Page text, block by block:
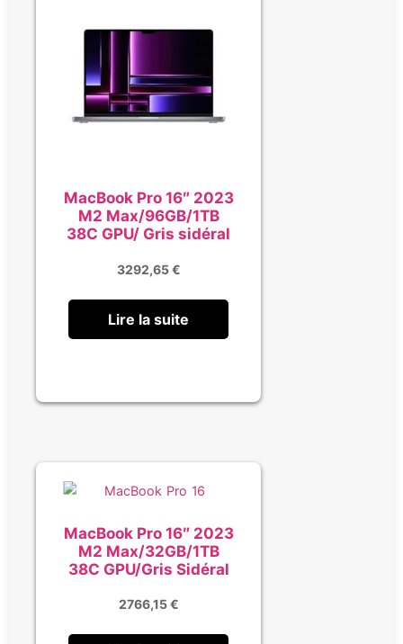
MacBook Pro 16″ 2023
M2 Max/96GB/1TB
38C GPU/ Gris sidéral
3292,65€
Lire la suite
MacBook Pro 16″ 2023
M2 Max/32GB/1TB
38C GPU/Gris Sidéral
2766,15€